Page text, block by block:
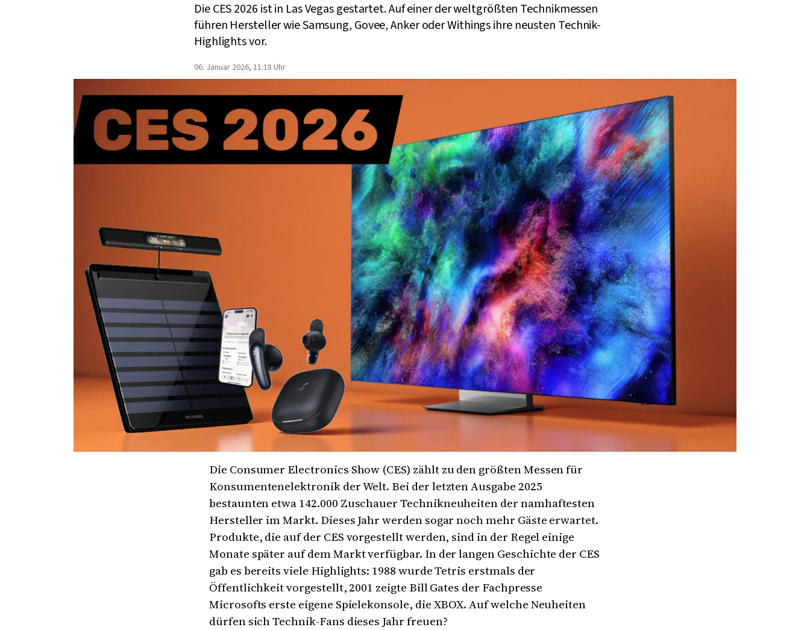
Die CES 2026 ist in Las Vegas gestartet. Auf einer der weltgrößten Technikmessen
führen Hersteller wie Samsung, Govee, Anker oder Withings ihre neusten Technik-
Highlights vor.
06. Januar 2026, 11:18 Uhr
Die Consumer Electronics Show (CES) zählt zu den größten Messen für
Konsumentenelektronik der Welt. Bei der letzten Ausgabe 2025
bestaunten etwa 142.000 Zuschauer Technikneuheiten der namhaftesten
Hersteller im Markt. Dieses Jahr werden sogar noch mehr Gäste erwartet.
Produkte, die auf der CES vorgestellt werden, sind in der Regel einige
Monate später auf dem Markt verfügbar. In der langen Geschichte der CES
gab es bereits viele Highlights: 1988 wurde Tetris erstmals der
Öffentlichkeit vorgestellt, 2001 zeigte Bill Gates der Fachpresse
Microsofts erste eigene Spielekonsole, die XBOX. Auf welche Neuheiten
dürfen sich Technik-Fans dieses Jahr freuen?